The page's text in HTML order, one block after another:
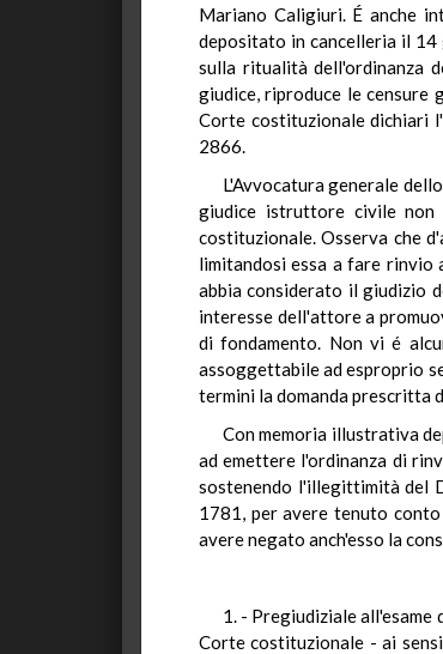
Mariano Caligiuri. É anche
depositato in cancelleria il 14
sulla ritualità dell'ordinanza
giudice, riproduce le censure
Corte costituzionale dichiari
2866.
L'Avvocatura generale
giudice istruttore civile
costituzionale. Osserva che
limitandosi essa a fare rinvio
abbia considerato il giudizio
interesse dell'attore a
di fondamento. Non vi é
assoggettabile ad esproprio
termini la domanda prescritta
Con memoria illustrativa
ad emettere l'ordinanza di
sostenendo l'illegittimità del
1781, per avere tenuto
avere negato anch'esso la
1. - Pregiudiziale
Corte costituzionale - ai